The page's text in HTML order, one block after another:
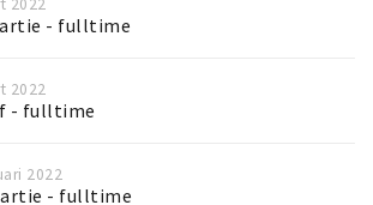
2022
- fulltime
2022
- fulltime
2022
- fulltime